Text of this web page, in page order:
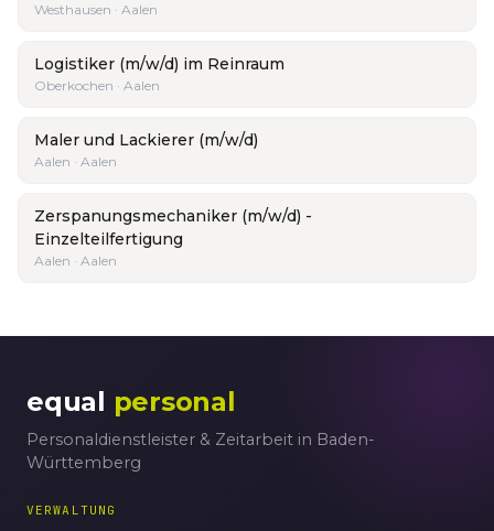
Westhausen · Aalen
Logistiker (m/w/d) im Reinraum
Oberkochen · Aalen
Maler und Lackierer (m/w/d)
Aalen · Aalen
Zerspanungsmechaniker (m/w/d) -
Einzelteilfertigung
Aalen · Aalen
equal personal
Personaldienstleister & Zeitarbeit in Baden-
Württemberg
VERWALTUNG